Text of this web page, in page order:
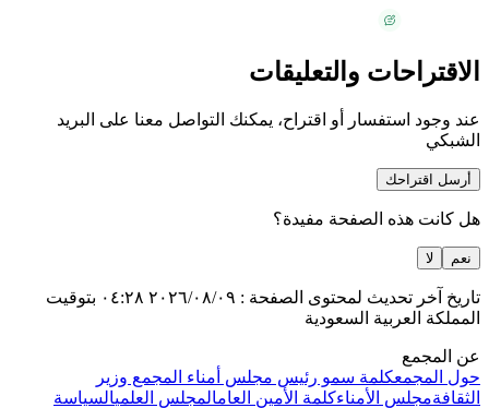
الاقتراحات والتعليقات
عند وجود استفسار أو اقتراح، يمكنك التواصل معنا على البريد
الشبكي
أرسل اقتراحك
هل كانت هذه الصفحة مفيدة؟
نعم لا
تاريخ آخر تحديث لمحتوى الصفحة : ٢٠٢٦/٠٨/٠٩ ٠٤:٢٨ بتوقيت
المملكة العربية السعودية
عن المجمع
حول المجمعكلمة سمو رئيس مجلس أمناء المجمع وزير
الثقافةمجلس الأمناءكلمة الأمين العامالمجلس العلميالسياسة